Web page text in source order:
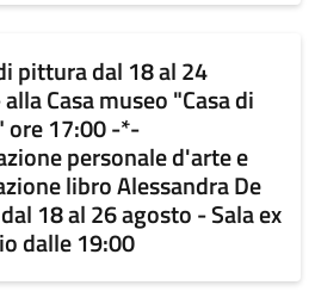
pittura dal 18 al 24
Casa museo "Casa di
ore 17:00 -*-
personale d'arte e
libro Alessandra De
18 al 26 agosto - Sala ex
dalle 19:00